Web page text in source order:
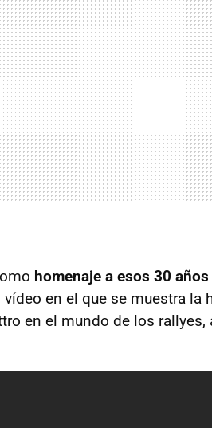
homenaje a esos 30
vídeo en el que se muestra
en el mundo de los